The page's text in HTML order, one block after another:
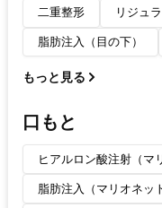
二重整形 リジュ
脂肪注入（目の下）
もっと見る
口もと
ヒアルロン酸注射（マ
脂肪注入（マリオネッ